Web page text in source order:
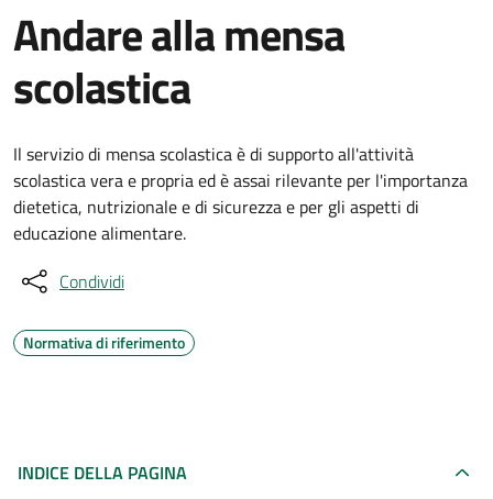
Andare alla mensa
scolastica
Il servizio di mensa scolastica è di supporto all'attività
scolastica vera e propria ed è assai rilevante per l'importanza
dietetica, nutrizionale e di sicurezza e per gli aspetti di
educazione alimentare.
Condividi
Normativa di riferimento
INDICE DELLA PAGINA